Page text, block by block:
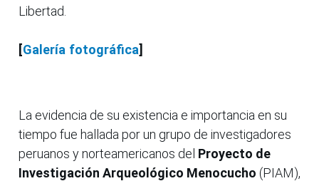
Libertad.
[Galería fotográfica]
La evidencia de su existencia e importancia en su
tiempo fue hallada por un grupo de investigadores
peruanos y norteamericanos del Proyecto de
Investigación Arqueológico Menocucho (PIAM),